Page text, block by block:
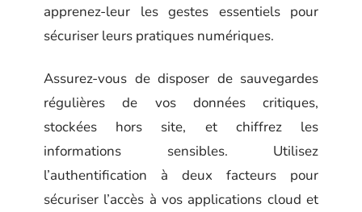
apprenez-leur les gestes essentiels pour
sécuriser leurs pratiques numériques.
Assurez-vous de disposer de sauvegardes
régulières de vos données critiques,
stockées hors site, et chiffrez les
informations sensibles. Utilisez
l’authentification à deux facteurs pour
sécuriser l’accès à vos applications cloud et